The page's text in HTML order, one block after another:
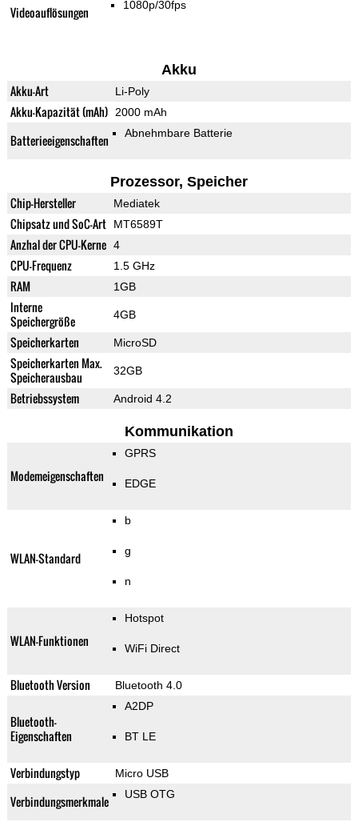
Videoauflösungen 1080p/30fps
Akku
Akku-Art Li-Poly
Akku-Kapazität (mAh) 2000 mAh
Batterieeigenschaften Abnehmbare Batterie
Prozessor, Speicher
Chip-Hersteller Mediatek
Chipsatz und SoC-Art MT6589T
Anzhal der CPU-Kerne 4
CPU-Frequenz 1.5 GHz
RAM 1GB
Interne
Speichergröße
4GB
Speicherkarten MicroSD
Speicherkarten Max.
Speicherausbau
32GB
Betriebssystem Android 4.2
Kommunikation
Modemeigenschaften
GPRS
EDGE
WLAN-Standard
b
g
n
WLAN-Funktionen
Hotspot
WiFi Direct
Bluetooth Version Bluetooth 4.0
Bluetooth-
Eigenschaften
A2DP
BT LE
Verbindungstyp Micro USB
Verbindungsmerkmale USB OTG